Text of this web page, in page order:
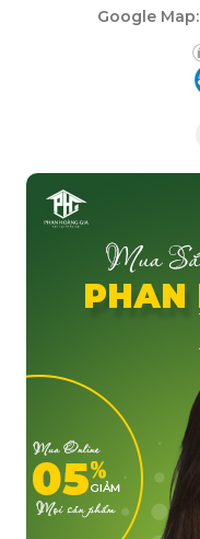
Google Map: